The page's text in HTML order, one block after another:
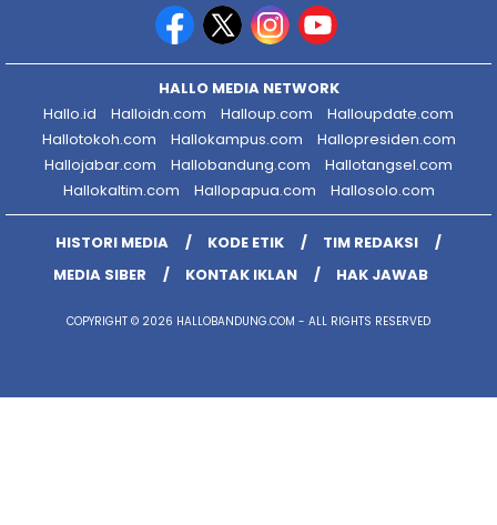
HALLO MEDIA NETWORK
Hallo.id
Halloidn.com Halloup.com
Halloupdate.com
Hallotokoh.com
Hallokampus.com
Hallopresiden.com
Hallojabar.com
Hallobandung.com
Hallotangsel.com
Hallokaltim.com
Hallopapua.com Hallosolo.com
HISTORI MEDIA KODE ETIK
TIM REDAKSI
MEDIA SIBER
KONTAK IKLAN HAK JAWAB
COPYRIGHT © 2026 HALLOBANDUNG.COM - ALL RIGHTS RESERVED